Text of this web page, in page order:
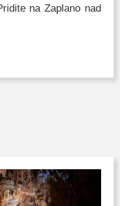
na Zaplano nad